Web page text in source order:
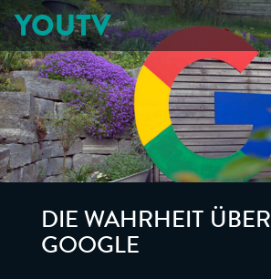
YOUTV
DIE WAHRHEIT ÜBER
GOOGLE